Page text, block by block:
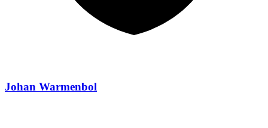
Johan Warmenbol